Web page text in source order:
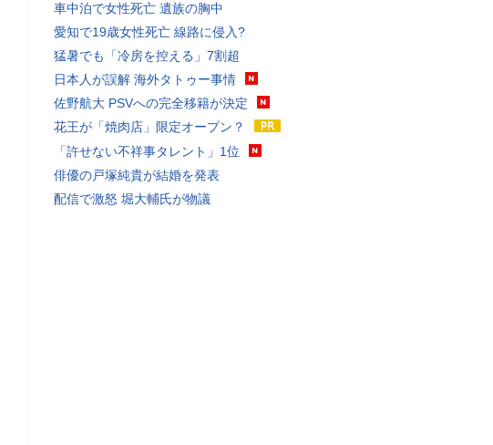
車中泊で女性死亡 遺族の胸中
愛知で19歳女性死亡 線路に侵入?
猛暑でも「冷房を控える」7割超
日本人が誤解 海外タトゥー事情
佐野航大 PSVへの完全移籍が決定
花王が「焼肉店」限定オープン？
「許せない不祥事タレント」1位
俳優の戸塚純貴が結婚を発表
配信で激怒 堀大輔氏が物議